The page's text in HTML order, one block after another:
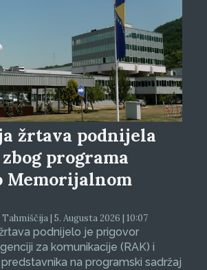
žrtava podnijela
programa
Memorijalnom
| 5. Augusta 2026 | 10:07
podnijelo je prigovor
za komunikacije (RAK) i
na programski sadržaj